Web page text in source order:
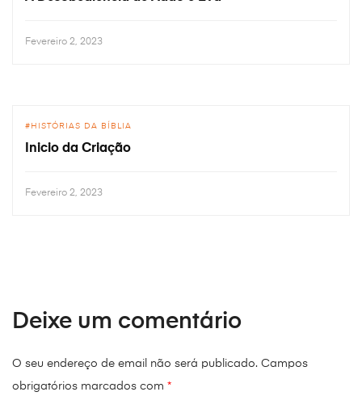
Fevereiro 2, 2023
HISTÓRIAS DA BÍBLIA
Inicio da Criação
Fevereiro 2, 2023
Deixe um comentário
O seu endereço de email não será publicado. Campos
obrigatórios marcados com *